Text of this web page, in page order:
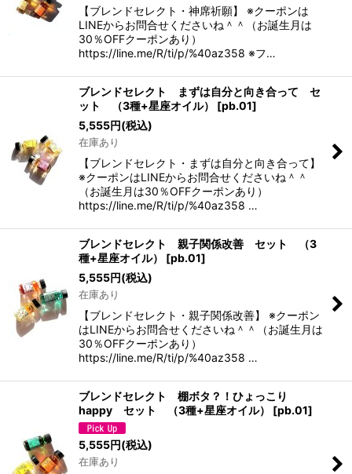
【ブレンドセレクト・神席祈願】 ※クーポンは
LINEからお問合せくださいね＾＾（お誕生月は
30％OFFクーポンあり）
https://line.me/R/ti/p/%40az358 ※フ…
ブレンドセレクト まずは自分と向き合って セ
ット （3種+星座オイル）
[pb.01]
5,555円(税込)
在庫あり
【ブレンドセレクト・まずは自分と向き合って】
※クーポンはLINEからお問合せくださいね＾＾
（お誕生月は30％OFFクーポンあり）
https://line.me/R/ti/p/%40az358 …
ブレンドセレクト 親子関係改善 セット （3
種+星座オイル）
[pb.01]
5,555円(税込)
在庫あり
【ブレンドセレクト・親子関係改善】 ※クーポン
はLINEからお問合せくださいね＾＾（お誕生月は
30％OFFクーポンあり）
https://line.me/R/ti/p/%40az358 …
ブレンドセレクト 棚ボタ？！ひょっこり
happy セット （3種+星座オイル）
[pb.01]
5,555円(税込)
在庫あり